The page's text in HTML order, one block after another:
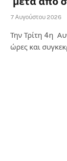
7 Αυγούστου 2026
Την Τρίτη 4η
ώρες και